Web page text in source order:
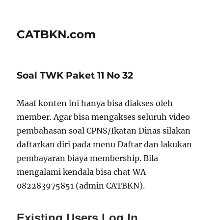
CATBKN.com
Soal TWK Paket 11 No 32
Maaf konten ini hanya bisa diakses oleh
member. Agar bisa mengakses seluruh video
pembahasan soal CPNS/Ikatan Dinas silakan
daftarkan diri pada menu Daftar dan lakukan
pembayaran biaya membership. Bila
mengalami kendala bisa chat WA
082283975851 (admin CATBKN).